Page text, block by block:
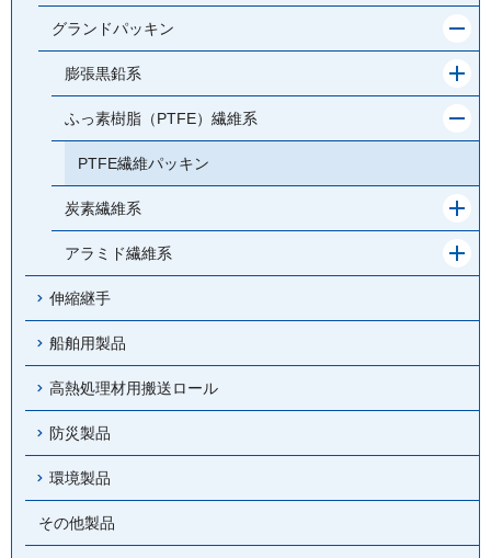
を
開
グランドパッキン
メ
ュ
ー
膨張黒鉛系
メ
ふっ素樹脂（PTFE）繊維系
メ
を
閉
る
PTFE繊維パッキン
炭素繊維系
メ
ュ
ー
アラミド繊維系
メ
伸縮継手
船舶用製品
高熱処理材用搬送ロール
防災製品
環境製品
その他製品